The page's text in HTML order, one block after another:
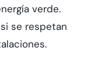
verde.
se respetan